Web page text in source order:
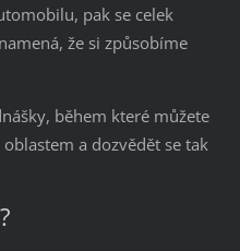
pak se celek
že si způsobíme
během které můžete
a dozvědět se tak